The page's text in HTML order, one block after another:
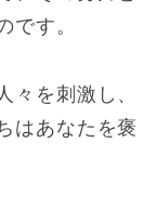
です。
々を刺激し、
はあなたを褒